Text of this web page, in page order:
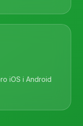
iOS i Android